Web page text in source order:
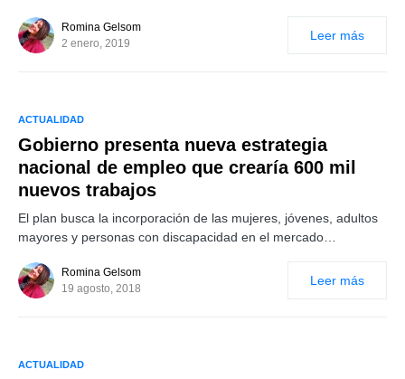
Romina Gelsom
2 enero, 2019
Leer más
ACTUALIDAD
Gobierno presenta nueva estrategia
nacional de empleo que crearía 600 mil
nuevos trabajos
El plan busca la incorporación de las mujeres, jóvenes, adultos
mayores y personas con discapacidad en el mercado…
Romina Gelsom
19 agosto, 2018
Leer más
ACTUALIDAD